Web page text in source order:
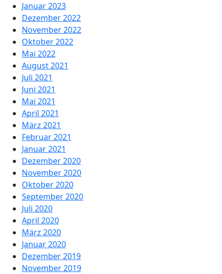
Januar 2023
Dezember 2022
November 2022
Oktober 2022
Mai 2022
August 2021
Juli 2021
Juni 2021
Mai 2021
April 2021
März 2021
Februar 2021
Januar 2021
Dezember 2020
November 2020
Oktober 2020
September 2020
Juli 2020
April 2020
März 2020
Januar 2020
Dezember 2019
November 2019